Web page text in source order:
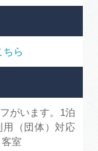
ちら
がいます。1泊
（団体）対応
室